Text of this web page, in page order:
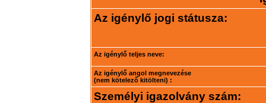
Az igénylő jogi státusza:
Az igénylő teljes neve:
Az igénylő angol megnevezése
(nem kötelező kitölteni) :
Személyi igazolvány szám: